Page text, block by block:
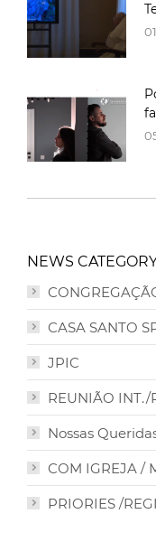
NEWS
CASA SANTO
JPIC
REUNIÃO INT./
Nossas
COM IGREJA /
PRIORIES /